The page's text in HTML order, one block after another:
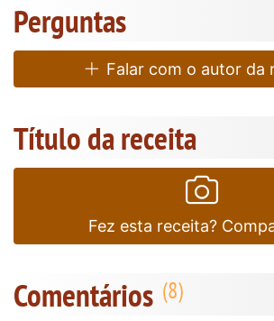
Perguntas
Falar com o autor da
Título da receita
Fez esta receita?
Comentários